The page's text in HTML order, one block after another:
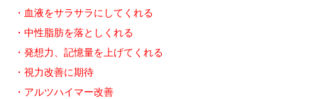
・血液をサラサラにしてくれる
・中性脂肪を落としくれる
・発想力、記憶量を上げてくれる
・視力改善に期待
・アルツハイマー改善